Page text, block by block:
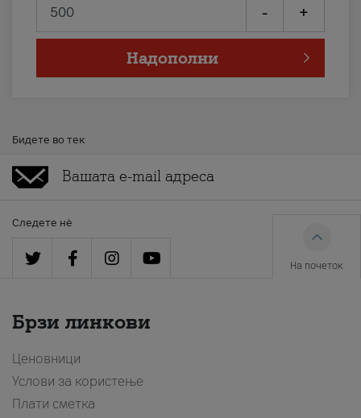
- +
Надополни
Бидете во тек
Следете нè
На почеток
Брзи линкови
Ценовници
Услови за користење
Плати сметка